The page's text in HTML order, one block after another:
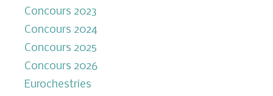
Concours 2023
Concours 2024
Concours 2025
Concours 2026
Eurochestries